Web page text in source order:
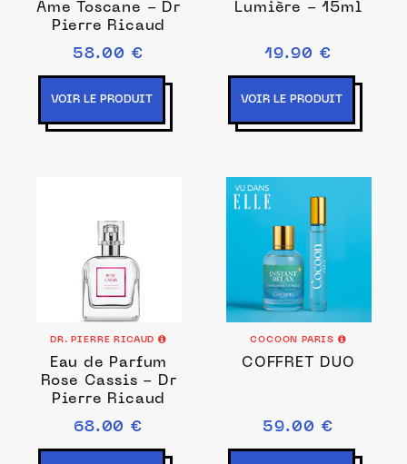
Âme Toscane - Dr
Pierre Ricaud
58.00 €
VOIR LE PRODUIT
Lumière - 15ml
19.90 €
VOIR LE PRODUIT
DR. PIERRE RICAUD
Eau de Parfum
Rose Cassis - Dr
Pierre Ricaud
68.00 €
COCOON PARIS
COFFRET DUO
59.00 €